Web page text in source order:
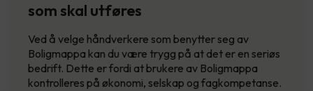
som skal utføres
Ved å velge håndverkere som benytter seg av
Boligmappa kan du være trygg på at det er en seriøs
bedrift. Dette er fordi at brukere av Boligmappa
kontrolleres på økonomi, selskap og fagkompetanse.